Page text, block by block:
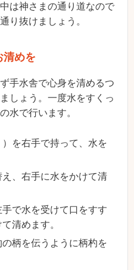
は神さまの通り道なので
り抜けましょう。
清めを
手水舎で心身を清めるつ
しょう。一度水をすくっ
水で行います。
を右手で持って、水を
、右手に水をかけて清
で水を受けて口をすす
清めます。
柄を伝うように柄杓を